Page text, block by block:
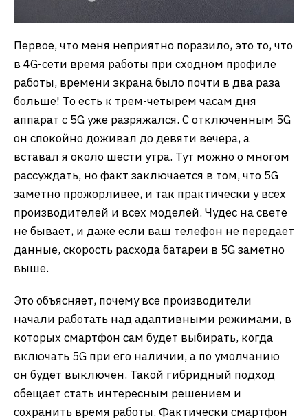
Первое, что меня неприятно поразило, это то, что
в 4G-сети время работы при сходном профиле
работы, времени экрана было почти в два раза
больше! То есть к трем-четырем часам дня
аппарат с 5G уже разряжался. С отключенным 5G
он спокойно доживал до девяти вечера, а
вставал я около шести утра. Тут можно о многом
рассуждать, но факт заключается в том, что 5G
заметно прожорливее, и так практически у всех
производителей и всех моделей. Чудес на свете
не бывает, и даже если ваш телефон не передает
данные, скорость расхода батареи в 5G заметно
выше.
Это объясняет, почему все производители
начали работать над адаптивными режимами, в
которых смартфон сам будет выбирать, когда
включать 5G при его наличии, а по умолчанию
он будет выключен. Такой гибридный подход
обещает стать интересным решением и
сохранить время работы. Фактически смартфон